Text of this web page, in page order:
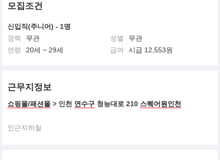
모집조건
신입직(주니어) - 1명
경력
무관 성별
무관
연령
20세 ~ 29세 급여 시급 12,553원
근무지정보
쇼핑몰/패션몰 > 인천 연수구 청능대로 210 스퀘어원인천
인근지하철